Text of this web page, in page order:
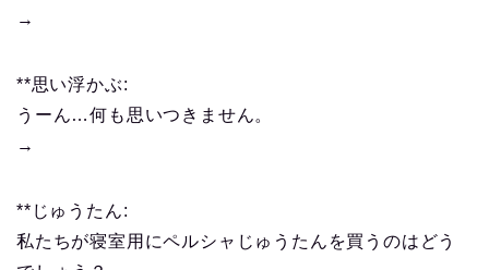
→
**思い浮かぶ:
うーん…何も思いつきません。
→
**じゅうたん:
私たちが寝室用にペルシャじゅうたんを買うのはどう